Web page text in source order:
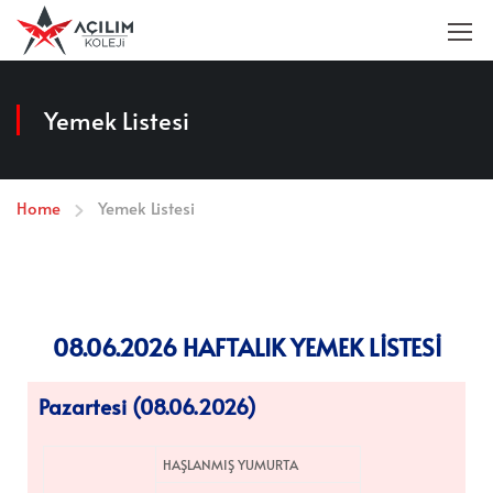
Yemek Listesi
Home Yemek Listesi
08.06.2026 HAFTALIK YEMEK LİSTESİ
Pazartesi (08.06.2026)
HAŞLANMIŞ YUMURTA